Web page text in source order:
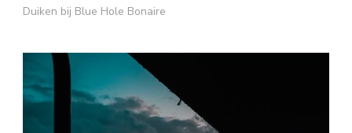
Duiken bij Blue Hole Bonaire